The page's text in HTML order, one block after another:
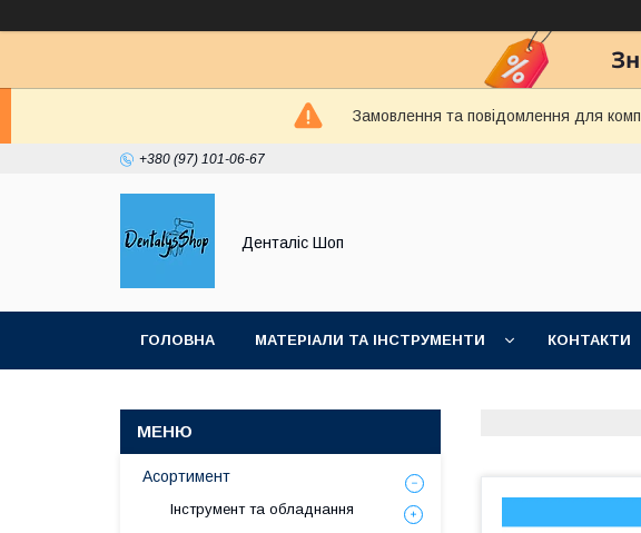
Замовлення та повідомлення для
+380 (97) 101-06-67
Денталіс Шоп
ГОЛОВНА МАТЕРІАЛИ ТА ІНСТРУМЕНТИ КОНТАКТИ
Асортимент
Інструмент та обладнання